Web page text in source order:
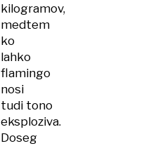
kilogramov,
medtem
ko
lahko
flamingo
nosi
tudi tono
eksploziva.
Doseg